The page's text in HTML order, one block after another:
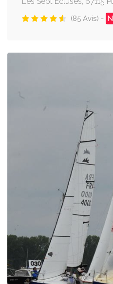
(85 Avis) -